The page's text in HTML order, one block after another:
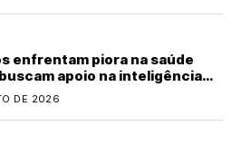
enfrentam piora na saúde
apoio na inteligência
DE 2026